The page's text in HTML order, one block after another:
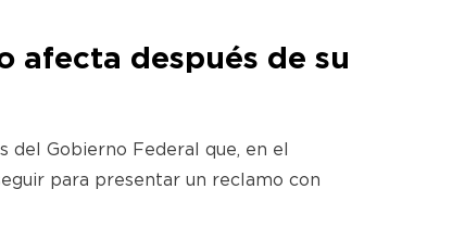
afecta después de su
Gobierno Federal que, en el
para presentar un reclamo con